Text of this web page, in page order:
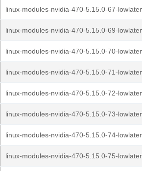
linux-modules-nvidia-470-5.15.0-67-
linux-modules-nvidia-470-5.15.0-69-
linux-modules-nvidia-470-5.15.0-70-
linux-modules-nvidia-470-5.15.0-71-
linux-modules-nvidia-470-5.15.0-72-
linux-modules-nvidia-470-5.15.0-73-
linux-modules-nvidia-470-5.15.0-74-
linux-modules-nvidia-470-5.15.0-75-